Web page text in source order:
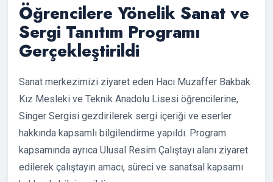
Öğrencilere Yönelik Sanat ve
Sergi Tanıtım Programı
Gerçekleştirildi
Sanat merkezimizi ziyaret eden Hacı Muzaffer Bakbak
Kız Mesleki ve Teknik Anadolu Lisesi öğrencilerine,
Singer Sergisi gezdirilerek sergi içeriği ve eserler
hakkında kapsamlı bilgilendirme yapıldı. Program
kapsamında ayrıca Ulusal Resim Çalıştayı alanı ziyaret
edilerek çalıştayın amacı, süreci ve sanatsal kapsamı